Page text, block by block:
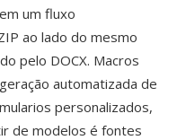
um fluxo
ao lado do mesmo
pelo DOCX. Macros
automatizada de
personalizados,
de modelos é fontes